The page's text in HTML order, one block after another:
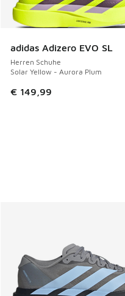
adidas Adizero EVO SL
Herren Schuhe
Solar Yellow - Aurora Plum
€ 149,99